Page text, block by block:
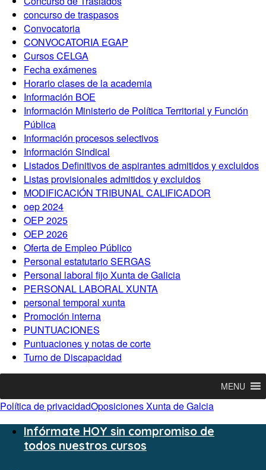
concurso de traspasos
Convocatoria
CONVOCATORIA EGAP
Cursos CELGA
Fecha exámenes
Horario clases de la academia
Información BOE
Información Ministerio de Política Territorial y Función
Pública
Información procesos selectivos
Información Sindical
Listados Definitivos de aspirantes admitidos y excluidos
Listas provisionales admitidos y excluidos
MODIFICACIÓN TRIBUNAL CALIFICADOR
oep 2024
OEP 2025
OEP 2026
Oferta de Empleo Público
Personal estatutario SERGAS
Personal laboral fijo Xunta de Galicia
PERSONAL LABORAL XUNTA
personal temporal xunta
Promoción interna
PUNTUACIONES
Puntuaciones y notas de corte
Turno de Discapacidad
MENU
Política de privacidadOposiciones Xunta de Galcia
Infórmate HOY sin compromiso de
todos nuestros cursos